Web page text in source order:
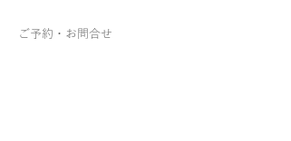
ご予約・お問合せ